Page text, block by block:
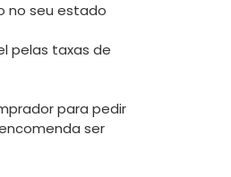
no seu estado
pelas taxas de
para pedir
ser